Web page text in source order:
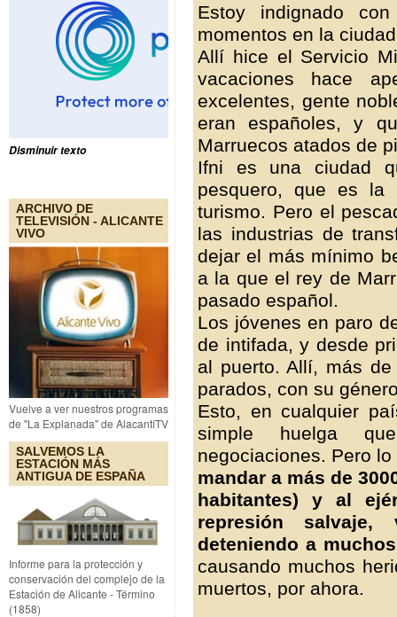
Disminuir texto
ARCHIVO DE
TELEVISIÓN - ALICANTE
VIVO
Vuelve a ver nuestros programas
de "La Explanada" de AlacantíTV
SALVEMOS LA
ESTACIÓN MÁS
ANTIGUA DE ESPAÑA
Informe para la protección y
conservación del complejo de la
Estación de Alicante - Término
(1858)
Estoy indignado
momentos en la
Allí hice el Servicio
vacaciones hace
excelentes, gente
eran españoles, y
Marruecos atados de
Ifni es una ciudad
pesquero, que es
turismo. Pero el
las industrias de
dejar el más mínimo
a la que el rey de
pasado español.
Los jóvenes en paro
de intifada, y desde
al puerto. Allí, más
parados, con su
Esto, en cualquier
simple huelga
negociaciones. Pero
mandar a más de
habitantes) y al
represión salvaje,
deteniendo amuchos
causando muchos
muertos, por ahora.